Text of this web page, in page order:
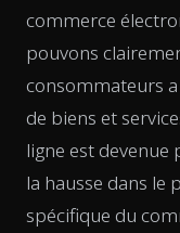
commerce
pouvons
consommateurs
de biens et
ligne est devenue
la hausse dans le
spécifique du